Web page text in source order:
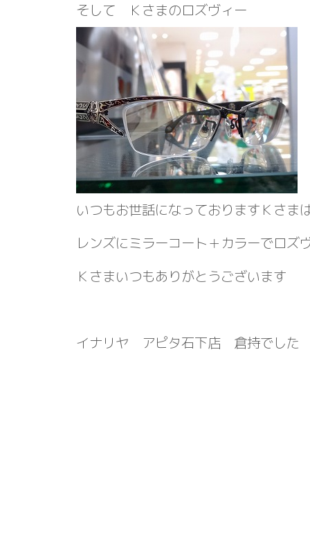
そして Ｋさまのロズヴィー
いつもお世話になっておりますＫさま
レンズにミラーコート＋カラーでロズ
Ｋさまいつもありがとうございます
イナリヤ アピタ石下店 倉持でした